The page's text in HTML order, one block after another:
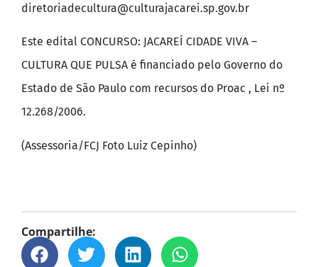
diretoriadecultura@culturajacarei.sp.gov.br
Este edital CONCURSO: JACAREÍ CIDADE VIVA –
CULTURA QUE PULSA é financiado pelo Governo do
Estado de São Paulo com recursos do Proac , Lei nº
12.268/2006.
(Assessoria/FCJ Foto Luiz Cepinho)
Compartilhe: